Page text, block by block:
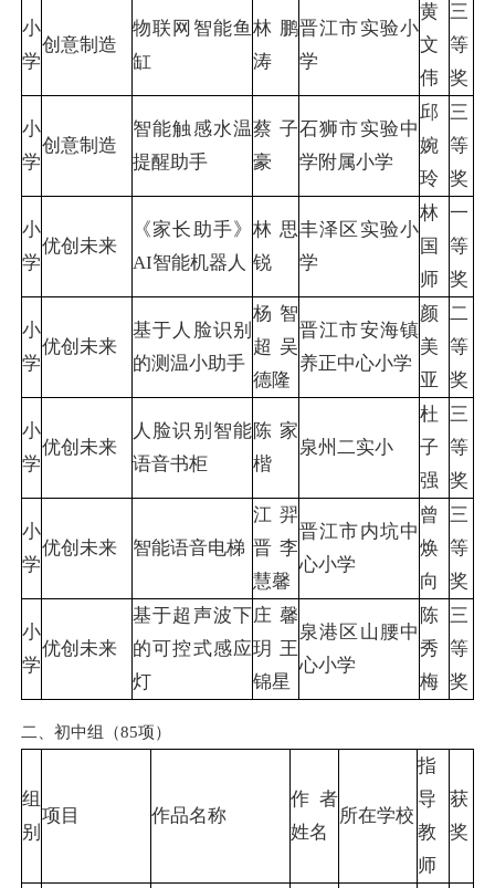
小
学
创意制造
物联网智能鱼
缸
林鹏
涛
晋江市实验小
学
黄
文
伟
三
等
奖
小
学
创意制造
智能触感水温
提醒助手
蔡子
豪
石狮市实验中
学附属小学
邱
婉
玲
三
等
奖
小
学
优创未来
《家长助手》
AI智能机器人
林思
锐
丰泽区实验小
学
林
国
师
一
等
奖
小
学
优创未来
基于人脸识别
的测温小助手
杨智
超 吴
德隆
晋江市安海镇
养正中心小学
颜
美
亚
二
等
奖
小
学
优创未来
人脸识别智能
语音书柜
陈家
楷
泉州二实小
杜
子
强
三
等
奖
小
学
优创未来 智能语音电梯
江羿
晋 李
慧馨
晋江市内坑中
心小学
曾
焕
向
三
等
奖
小
学
优创未来
基于超声波下
的可控式感应
灯
庄馨
玥 王
锦星
泉港区山腰中
心小学
陈
秀
梅
三
等
奖
二、初中组（85项）
组
别
项目 作品名称
作者
姓名
所在学校
指
导
教
师
获
奖